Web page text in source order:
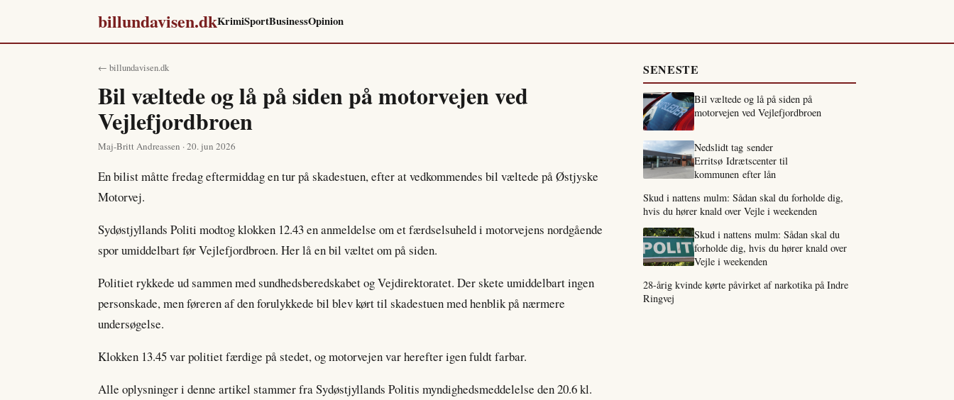
billundavisen.dkKrimiSportBusinessOpinion
← billundavisen.dk
Bil væltede og lå på siden på motorvejen ved
Vejlefjordbroen
Maj-Britt Andreassen · 20. jun 2026
En bilist måtte fredag eftermiddag en tur på skadestuen, efter at vedkommendes bil væltede på Østjyske
Motorvej.
Sydøstjyllands Politi modtog klokken 12.43 en anmeldelse om et færdselsuheld i motorvejens nordgående
spor umiddelbart før Vejlefjordbroen. Her lå en bil væltet om på siden.
Politiet rykkede ud sammen med sundhedsberedskabet og Vejdirektoratet. Der skete umiddelbart ingen
personskade, men føreren af den forulykkede bil blev kørt til skadestuen med henblik på nærmere
undersøgelse.
Klokken 13.45 var politiet færdige på stedet, og motorvejen var herefter igen fuldt farbar.
Alle oplysninger i denne artikel stammer fra Sydøstjyllands Politis myndighedsmeddelelse den 20.6 kl.
SENESTE
Bil væltede og lå på siden på
motorvejen ved Vejlefjordbroen
Nedslidt tag sender
Erritsø Idrætscenter til
kommunen efter lån
Skud i nattens mulm: Sådan skal du forholde dig,
hvis du hører knald over Vejle i weekenden
Skud i nattens mulm: Sådan skal du
forholde dig, hvis du hører knald over
Vejle i weekenden
28-årig kvinde kørte påvirket af narkotika på Indre
Ringvej